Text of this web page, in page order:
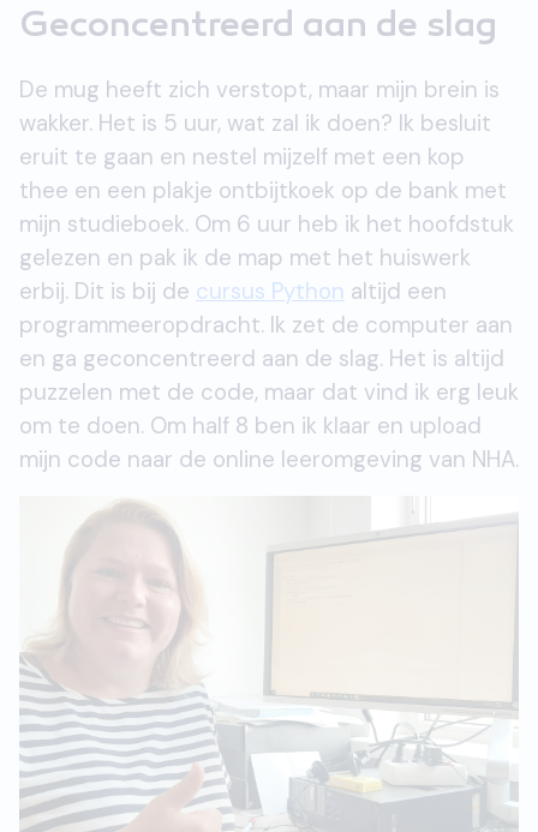
Geconcentreerd aan de slag
De mug heeft zich verstopt, maar mijn brein is
wakker. Het is 5 uur, wat zal ik doen? Ik besluit
eruit te gaan en nestel mijzelf met een kop
thee en een plakje ontbijtkoek op de bank met
mijn studieboek. Om 6 uur heb ik het hoofdstuk
gelezen en pak ik de map met het huiswerk
erbij. Dit is bij de cursus Python altijd een
programmeeropdracht. Ik zet de computer aan
en ga geconcentreerd aan de slag. Het is altijd
puzzelen met de code, maar dat vind ik erg leuk
om te doen. Om half 8 ben ik klaar en upload
mijn code naar de online leeromgeving van NHA.